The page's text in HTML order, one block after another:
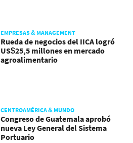
EMPRESAS & MANAGEMENT
Rueda de negocios del IICA logró
US$25,5 millones en mercado
agroalimentario
CENTROAMÉRICA & MUNDO
Congreso de Guatemala aprobó
nueva Ley General del Sistema
Portuario